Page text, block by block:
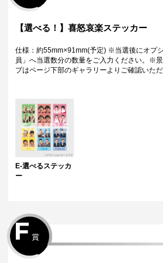
【選べる！】喜怒哀楽ステッカー
仕様：約55mm×91mm(予定) ※当選後にオプ
員」へ当選数分の数量をご入力ください。※
プはページ下部のギャラリーよりご確認いただ
E-選べるステッカ
ー
F 賞